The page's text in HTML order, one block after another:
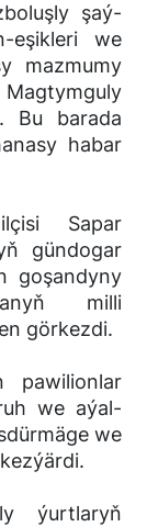
şaý-
eşikleri we
mazmumy
Bu barada
habar
Sapar
gündogar
goşandyny
milli
görkezdi.
pawilionlar
we aýal-
we
ýurtlaryň